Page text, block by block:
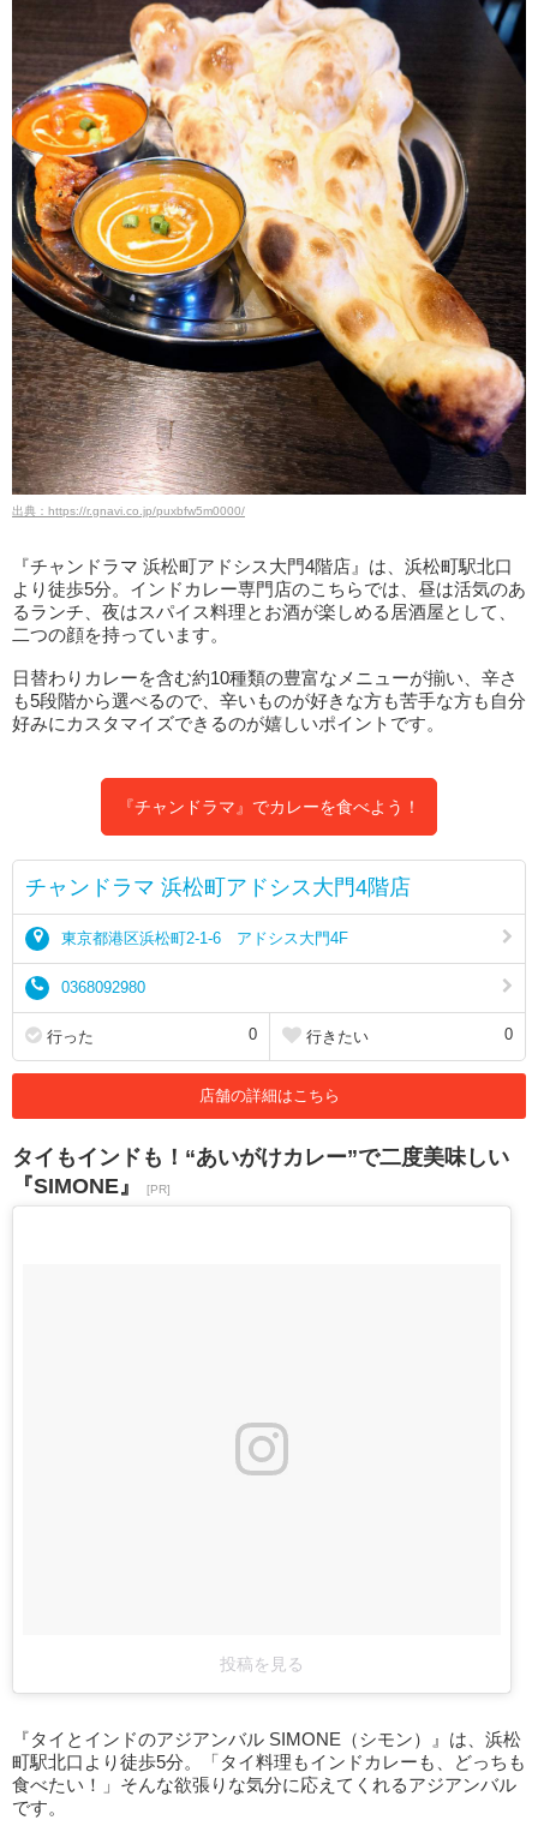
出典：https://r.gnavi.co.jp/puxbfw5m0000/
『チャンドラマ 浜松町アドシス大門4階店』は、浜松町駅北口
より徒歩5分。インドカレー専門店のこちらでは、昼は活気のあ
るランチ、夜はスパイス料理とお酒が楽しめる居酒屋として、
二つの顔を持っています。
日替わりカレーを含む約10種類の豊富なメニューが揃い、辛さ
も5段階から選べるので、辛いものが好きな方も苦手な方も自分
好みにカスタマイズできるのが嬉しいポイントです。
『チャンドラマ』でカレーを食べよう！
チャンドラマ 浜松町アドシス大門4階店
東京都港区浜松町2-1-6 アドシス大門4F
0368092980
行った 0 行きたい 0
店舗の詳細はこちら
タイもインドも！“あいがけカレー”で二度美味しい
『SIMONE』
[PR]
投稿を見る
『タイとインドのアジアンバル SIMONE（シモン）』は、浜松
町駅北口より徒歩5分。「タイ料理もインドカレーも、どっちも
食べたい！」そんな欲張りな気分に応えてくれるアジアンバル
です。